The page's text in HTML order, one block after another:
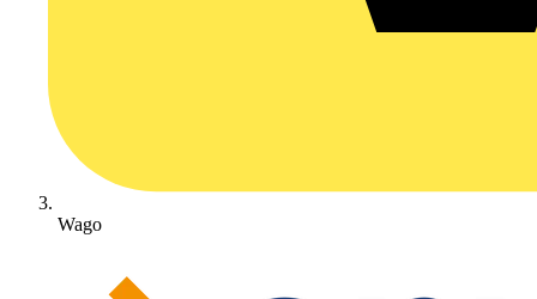
Wago